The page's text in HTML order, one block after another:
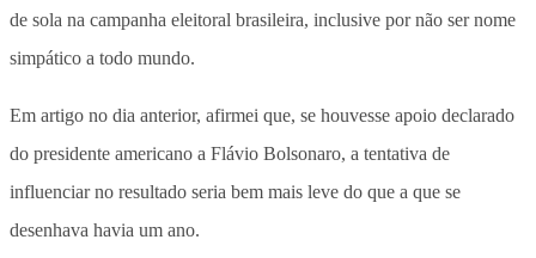
de sola na campanha eleitoral brasileira, inclusive por não ser nome
simpático a todo mundo.
Em artigo no dia anterior, afirmei que, se houvesse apoio declarado
do presidente americano a Flávio Bolsonaro, a tentativa de
influenciar no resultado seria bem mais leve do que a que se
desenhava havia um ano.